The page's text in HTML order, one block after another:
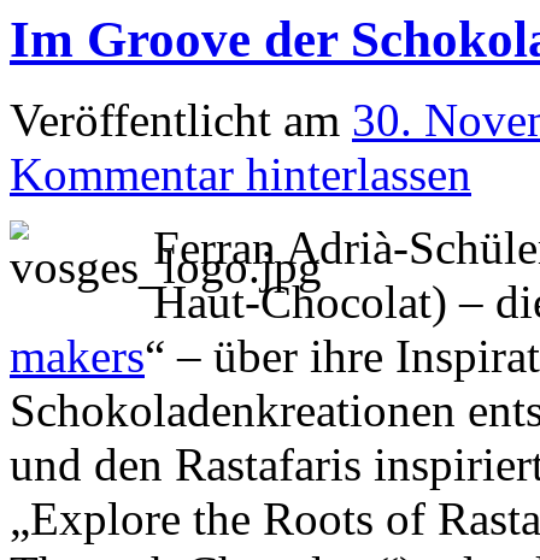
Im Groove der
Veröffentlicht am 30.
Kommentar hinterlassen
Ferran Adrià-
Haut-Chocolat) –
makers“ – über ihre
Schokoladenkreationen
und den Rastafaris
„Explore the Roots of